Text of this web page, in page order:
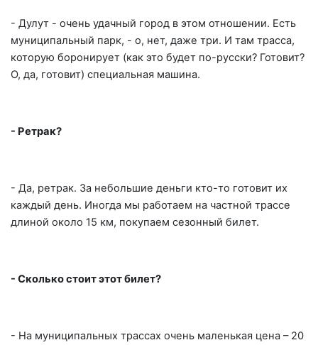
- Дулут - очень удачный город в этом отношении. Есть
муниципальный парк, - о, нет, даже три. И там трасса,
которую боронирует (как это будет по-русски? Готовит?
О, да, готовит) специальная машина.
- Ретрак?
- Да, ретрак. За небольшие деньги кто-то готовит их
каждый день. Иногда мы работаем на частной трассе
длиной около 15 км, покупаем сезонный билет.
- Сколько стоит этот билет?
- На муниципальных трассах очень маленькая цена – 20